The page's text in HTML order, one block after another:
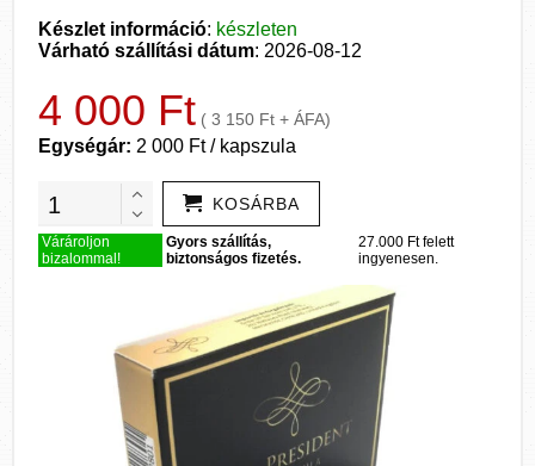
Készlet információ: készleten
Várható szállítási dátum: 2026-08-12
4 000 Ft ( 3 150 Ft + ÁFA)
Egységár: 2 000 Ft / kapszula
KOSÁRBA
Várároljon
bizalommal!
Gyors szállítás,
biztonságos fizetés.
27.000 Ft felett
ingyenesen.